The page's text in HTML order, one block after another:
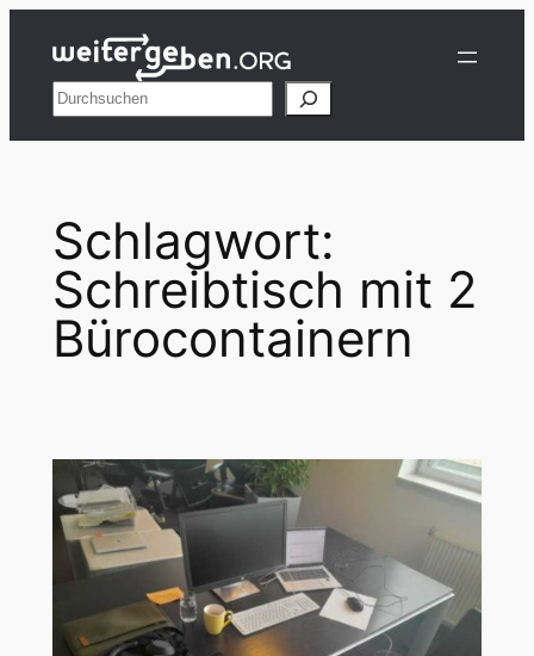
Inhalt
springenSuchen
Schlagwort:
Schreibtisch mit 2
Bürocontainern